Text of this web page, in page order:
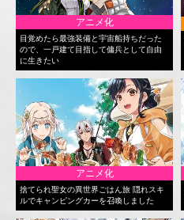
アニメ化
目覚めたら最強装備と宇宙船持ちだった
ので、一戸建て目指して傭兵として自由
に生きたい
アニメ化
捨てられ聖女の異世界ごはん旅 隠れスキ
ルでキャンピングカーを召喚しました